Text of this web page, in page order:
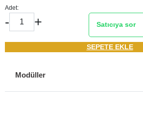
Adet:
- + Satıcıya sor
SEPETE EKLE
Modüller